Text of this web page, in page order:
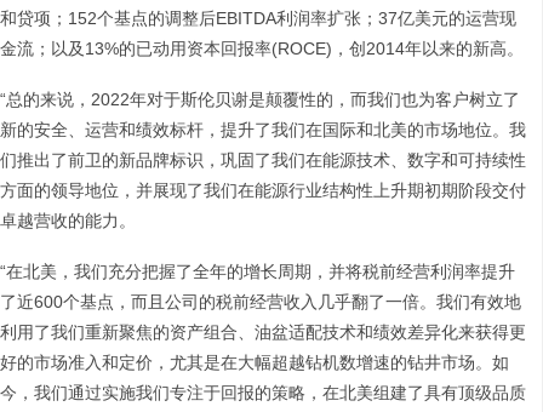
和贷项；152个基点的调整后EBITDA利润率扩张；37亿美元的运营现
金流；以及13%的已动用资本回报率(ROCE)，创2014年以来的新高。
“总的来说，2022年对于斯伦贝谢是颠覆性的，而我们也为客户树立了
新的安全、运营和绩效标杆，提升了我们在国际和北美的市场地位。我
们推出了前卫的新品牌标识，巩固了我们在能源技术、数字和可持续性
方面的领导地位，并展现了我们在能源行业结构性上升期初期阶段交付
卓越营收的能力。
“在北美，我们充分把握了全年的增长周期，并将税前经营利润率提升
了近600个基点，而且公司的税前经营收入几乎翻了一倍。我们有效地
利用了我们重新聚焦的资产组合、油盆适配技术和绩效差异化来获得更
好的市场准入和定价，尤其是在大幅超越钻机数增速的钻井市场。如
今，我们通过实施我们专注于回报的策略，在北美组建了具有顶级品质